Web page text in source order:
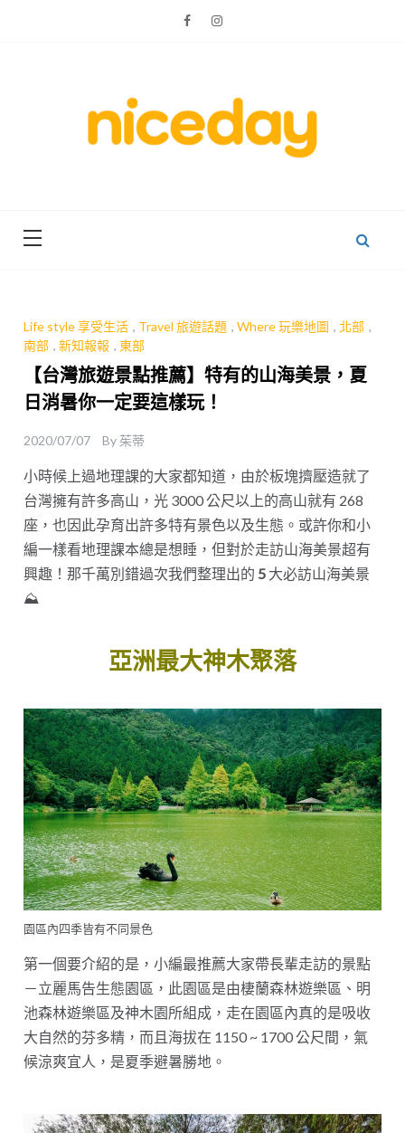
Life style 享受生活 , Travel 旅遊話題 ,Where 玩樂地圖 ,北部 ,
南部 ,新知報報 , 東部
【台灣旅遊景點推薦】特有的山海美景，夏
日消暑你一定要這樣玩！
2020/07/07 By 茱蒂
小時候上過地理課的大家都知道，由於板塊擠壓造就了
台灣擁有許多高山，光 3000 公尺以上的高山就有 268
座，也因此孕育出許多特有景色以及生態。或許你和小
編一樣看地理課本總是想睡，但對於走訪山海美景超有
興趣！那千萬別錯過次我們整理出的 5 大必訪山海美景
⛰️
亞洲最大神木聚落
園區內四季皆有不同景色
第一個要介紹的是，小編最推薦大家帶長輩走訪的景點
－立麗馬告生態園區，此園區是由棲蘭森林遊樂區、明
池森林遊樂區及神木園所組成，走在園區內真的是吸收
大自然的芬多精，而且海拔在 1150 ~ 1700 公尺間，氣
候涼爽宜人，是夏季避暑勝地。